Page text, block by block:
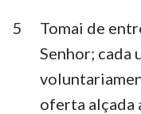
Malaquias
5
Tomai de
Senhor; cada
oferta alçada